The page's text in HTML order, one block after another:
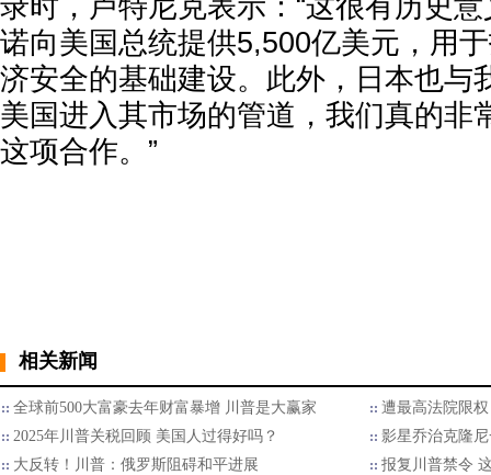
录时，卢特尼克表示：“这很有历史
诺向美国总统提供5,500亿美元，用
济安全的基础建设。此外，日本也与
美国进入其市场的管道，我们真的非
这项合作。”
相关新闻
全球前500大富豪去年财富暴增 川普是大赢家
遭最高法院限
2025年川普关税回顾 美国人过得好吗？
影星乔治克隆
大反转！川普：俄罗斯阻碍和平进展
报复川普禁令